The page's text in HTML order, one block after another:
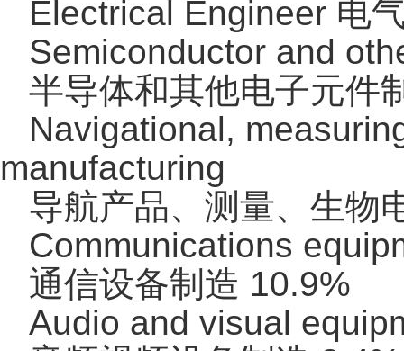
Electrical Engineer 电
Semiconductor and
半导体和其他电子元件
Navigational,
manufacturing
导航产品、测量、生物
Communications
通信设备制造 10.9%
Audio and visual